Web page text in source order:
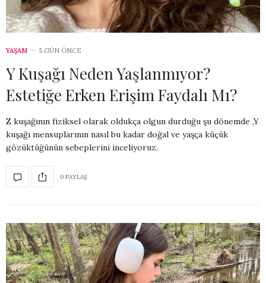
YAŞAM 5 GÜN ÖNCE
Y Kuşağı Neden Yaşlanmıyor?
Estetiğe Erken Erişim Faydalı Mı?
Z kuşağının fiziksel olarak oldukça olgun durduğu şu dönemde ,Y
kuşağı mensuplarının nasıl bu kadar doğal ve yaşça küçük
gözüktüğünün sebeplerini inceliyoruz.
0 PAYLAŞ